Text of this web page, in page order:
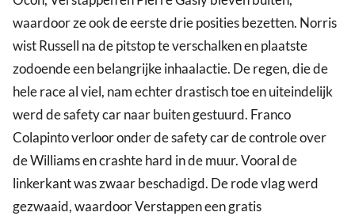
waardoor ze ook de eerste drie posities bezetten. Norris
wist Russell na de pitstop te verschalken en plaatste
zodoende een belangrijke inhaalactie. De regen, die de
hele race al viel, nam echter drastisch toe en uiteindelijk
werd de safety car naar buiten gestuurd. Franco
Colapinto verloor onder de safety car de controle over
de Williams en crashte hard in de muur. Vooral de
linkerkant was zwaar beschadigd. De rode vlag werd
gezwaaid, waardoor Verstappen een gratis